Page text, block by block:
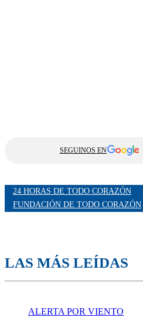
SEGUINOS EN
24 HORAS DE TODO CORAZÓN
FUNDACIÓN DE TODO CORAZÓN
LAS MÁS LEÍDAS
ALERTA POR VIENTO